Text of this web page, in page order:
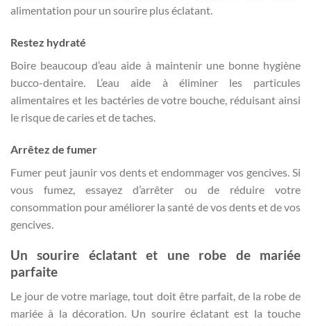
alimentation pour un sourire plus éclatant.
Restez hydraté
Boire beaucoup d’eau aide à maintenir une bonne hygiène
bucco-dentaire. L’eau aide à éliminer les particules
alimentaires et les bactéries de votre bouche, réduisant ainsi
le risque de caries et de taches.
Arrêtez de fumer
Fumer peut jaunir vos dents et endommager vos gencives. Si
vous fumez, essayez d’arrêter ou de réduire votre
consommation pour améliorer la santé de vos dents et de vos
gencives.
Un sourire éclatant et une robe de mariée
parfaite
Le jour de votre mariage, tout doit être parfait, de la robe de
mariée à la décoration. Un sourire éclatant est la touche